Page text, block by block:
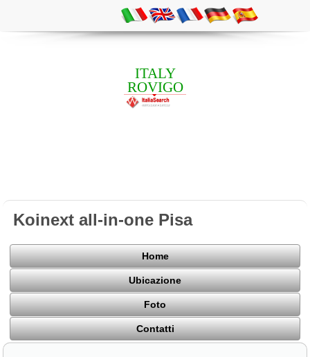
ITALY
ROVIGO
Koinext all-in-one Pisa
Home
Ubicazione
Foto
Contatti